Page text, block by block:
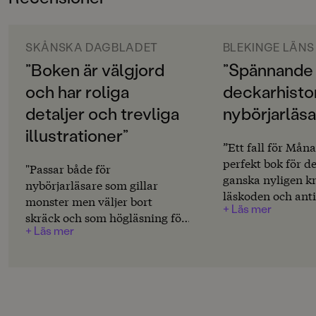
fall.
Svenska
SPRÅK
Svenska
SERIE
Mysterier i Monsterstaden
PUBLICERINGSDATUM
2024-01-04
LÄSORDNING
SKÅNSKA DAGBLADET
”Boken är välgjord
och har roliga
detaljer och trevliga
illustrationer”
"Passar både för
nybörjarläsare som gillar
monster men väljer bort
skräck och som högläsning för
lite yngre barn."
+ Läs mer
BLEKINGE
”Spännande
”Ett fall för
perfekt bok för
ganska nyligen
läskoden och
själv eller
+ Läs mer